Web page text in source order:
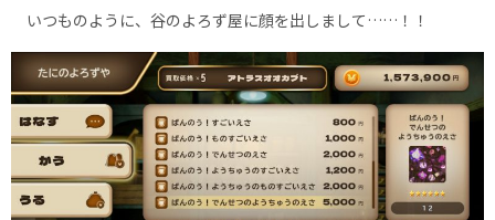
いつものように、谷のよろず屋に顔を出しまして……！！